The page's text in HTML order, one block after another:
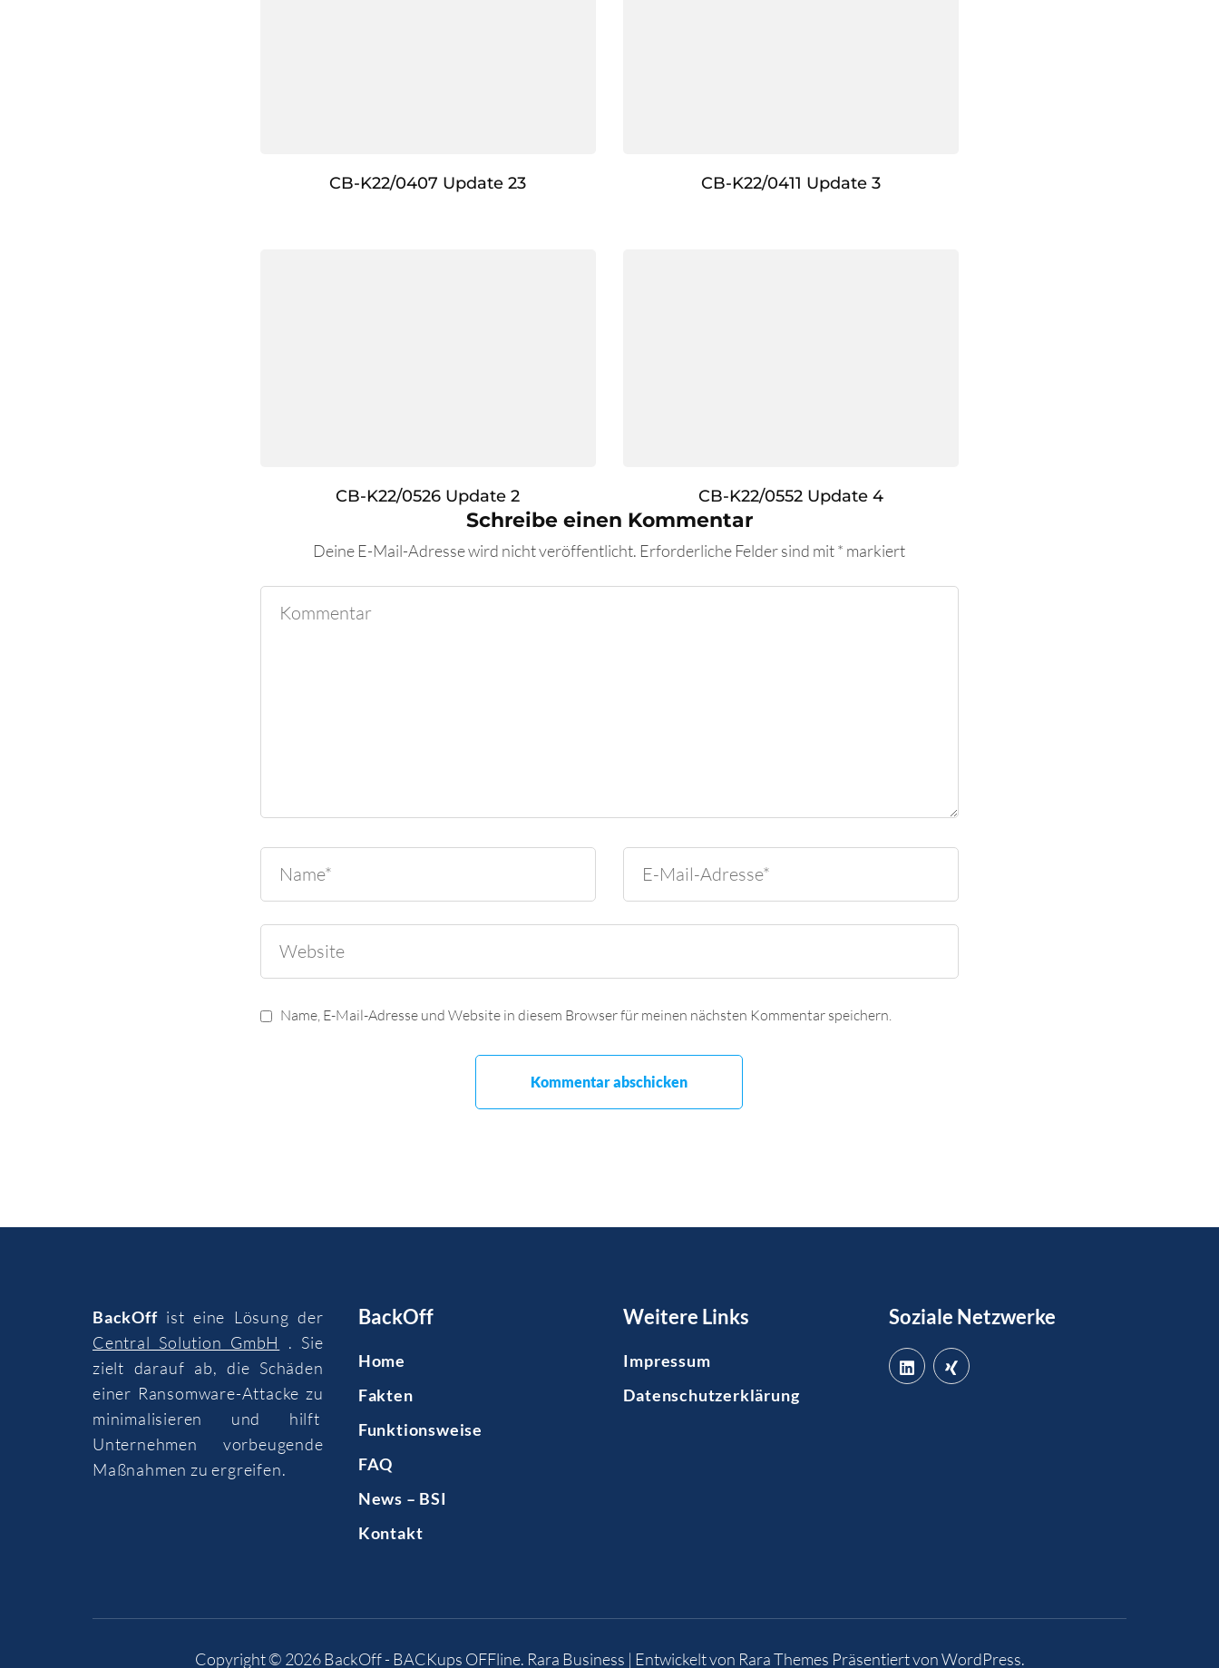
CB-K22/0407 Update 23 CB-K22/0411 Update 3
CB-K22/0526 Update 2 CB-K22/0552 Update 4
Schreibe einen Kommentar
Deine E-Mail-Adresse wird nicht veröffentlicht. Erforderliche Felder sind mit* markiert
Name, E-Mail-Adresse und Website in diesem Browser für meinen nächsten Kommentar speichern.
BackOffist eine Lösung der
Central Solution GmbH
. Sie
zielt darauf ab, die Schäden
einer Ransomware-Attacke zu
minimalisieren und hilft
Unternehmen vorbeugende
Maßnahmen zu ergreifen.
BackOff
Home
Fakten
Funktionsweise
FAQ
News – BSI
Kontakt
Weitere Links
Impressum
Datenschutzerklärung
Soziale Netzwerke
Copyright © 2026BackOff - BACKups OFFline. Rara Business | Entwickelt von Rara Themes Präsentiert vonWordPress.